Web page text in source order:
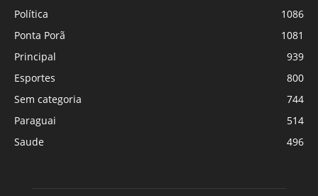
Política
1086
Ponta Porã
1081
Principal
939
Esportes
800
Sem categoria
744
Paraguai
514
Saude
496